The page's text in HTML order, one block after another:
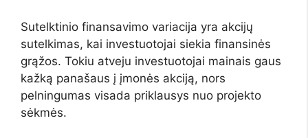
Sutelktinio finansavimo variacija yra akcijų
sutelkimas, kai investuotojai siekia finansinės
grąžos. Tokiu atveju investuotojai mainais gaus
kažką panašaus į įmonės akciją, nors
pelningumas visada priklausys nuo projekto
sėkmės.